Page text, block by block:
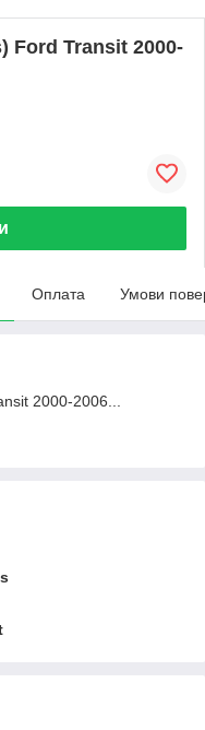
Ford Transit 2000-
Оплата Умови
2000-2006...